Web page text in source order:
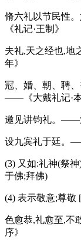
脩六礼以节民性
《礼记·王制》
夫礼,天之经也,地
年》
冠、婚、朝、聘
——《大戴礼记·本
邀见讲钧礼。——
设九宾礼于廷。
(3) 又如:礼神(祭
于佛;拜佛)
(4) 表示敬意;尊敬
色愈恭,礼愈至,不
序》